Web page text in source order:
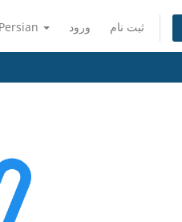
Persian ورود ثبت نام